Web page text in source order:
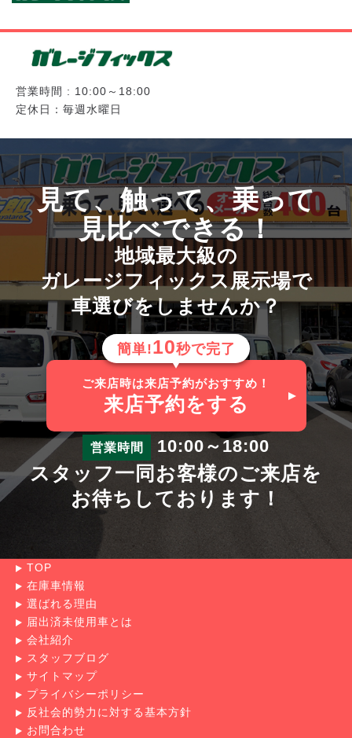
営業時間 : 10:00～18:00
定休日：毎週水曜日
見て、触って、乗って
見比べできる！
地域最大級の
ガレージフィックス展示場で
車選びをしませんか？
簡単!10秒で完了
ご来店時は来店予約がおすすめ！
来店予約をする
営業時間 10:00～18:00
スタッフ一同お客様のご来店を
お待ちしております！
TOP
在庫車情報
選ばれる理由
届出済未使用車とは
会社紹介
スタッフブログ
サイトマップ
プライバシーポリシー
反社会的勢力に対する基本方針
お問合わせ